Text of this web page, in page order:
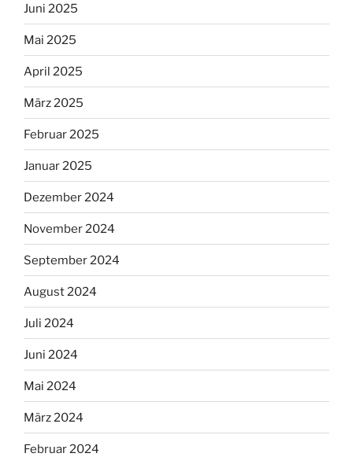
Juni 2025
Mai 2025
April 2025
März 2025
Februar 2025
Januar 2025
Dezember 2024
November 2024
September 2024
August 2024
Juli 2024
Juni 2024
Mai 2024
März 2024
Februar 2024